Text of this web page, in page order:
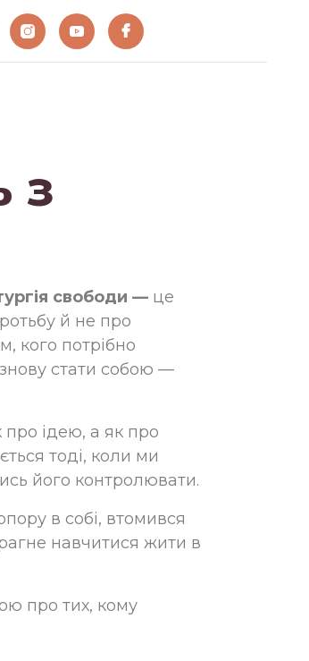
з
свободи — це
й не про
кого потрібно
стати собою —
про ідею, а як про
тоді, коли ми
його контролювати.
в собі, втомився
навчитися жити в
про тих, кому